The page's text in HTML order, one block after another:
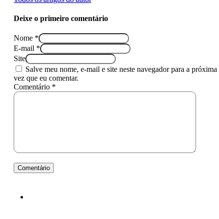
Deixe o primeiro comentário
Nome *
E-mail *
Site
Salve meu nome, e-mail e site neste navegador para a próxima
vez que eu comentar.
Comentário *